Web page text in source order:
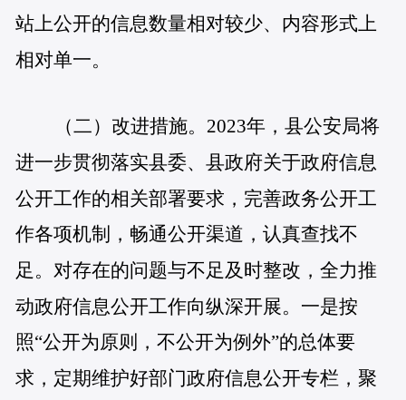
站上公开的信息数量相对较少、内容形式上
相对单一。
（二）改进措施。 2023年，县公安局将
进一步贯彻落实县委、县政府关于政府信息
公开工作的相关部署要求，完善政务公开工
作各项机制，畅通公开渠道，认真查找不
足。对存在的问题与不足及时整改，全力推
动政府信息公开工作向纵深开展。一是按
照“公开为原则，不公开为例外”的总体要
求，定期维护好部门政府信息公开专栏，聚